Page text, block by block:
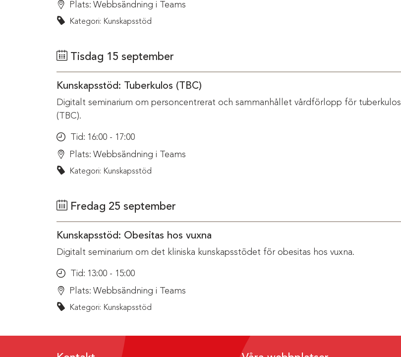
Plats: Webbsändning i Teams
Kategori: Kunskapsstöd
Tisdag 15 september
Kunskapsstöd: Tuberkulos (TBC)
Digitalt seminarium om personcentrerat och sammanhållet vårdförlopp för tuberkulos
(TBC).
Tid: 16:00 - 17:00
Plats: Webbsändning i Teams
Kategori: Kunskapsstöd
Fredag 25 september
Kunskapsstöd: Obesitas hos vuxna
Digitalt seminarium om det kliniska kunskapsstödet för obesitas hos vuxna.
Tid: 13:00 - 15:00
Plats: Webbsändning i Teams
Kategori: Kunskapsstöd